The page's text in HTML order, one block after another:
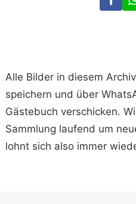
Alle Bilder in diesem
speichern und über
Gästebuch verschicken.
Sammlung laufend um
lohnt sich also immer